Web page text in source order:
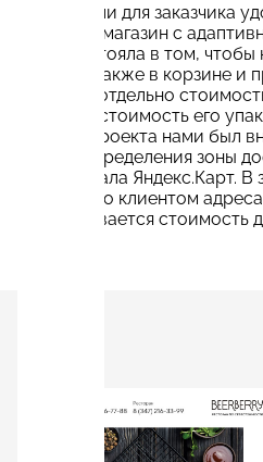
Мы создали для заказчика
интернет-магазин с
задач состояла в том,
блюда, а также в корзине и
отразить отдельно
отдельно стоимость его
данного проекта нами был
модуль определения зоны
функционала Яндекс.Карт.
введенного клиентом
подсчитывается стоимость